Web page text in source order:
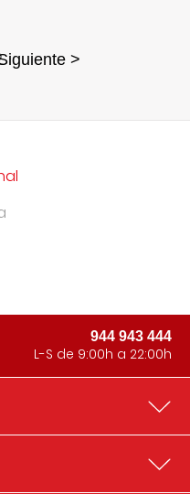
>
944 943 444
L-S de 9:00h a 22:00h